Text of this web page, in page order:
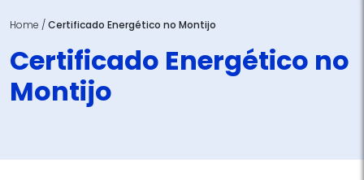
Home /Certificado Energético no Montijo
Certificado Energético no
Montijo